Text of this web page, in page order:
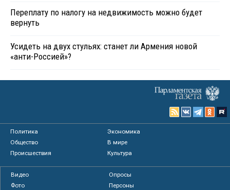
Переплату по налогу на недвижимость можно будет
вернуть
Усидеть на двух стульях: станет ли Армения новой
«анти-Россией»?
Политика
Экономика
Общество
В мире
Происшествия
Культура
Видео
Опросы
Фото
Персоны